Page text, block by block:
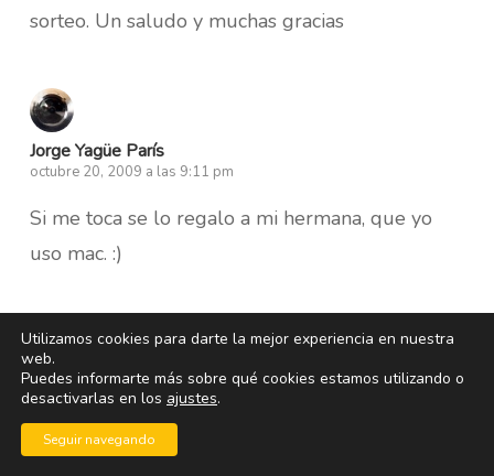
sorteo. Un saludo y muchas gracias
Jorge Yagüe París
octubre 20, 2009 a las 9:11 pm
Si me toca se lo regalo a mi hermana, que yo
uso mac. :)
Jesus
octubre 20, 2009 a las 9:12 pm
Ey! Muy buena la reseña, tuve este antivirus
Utilizamos cookies para darte la mejor experiencia en nuestra
web.
Puedes informarte más sobre qué cookies estamos utilizando o
desactivarlas en los ajustes.
Seguir navegando